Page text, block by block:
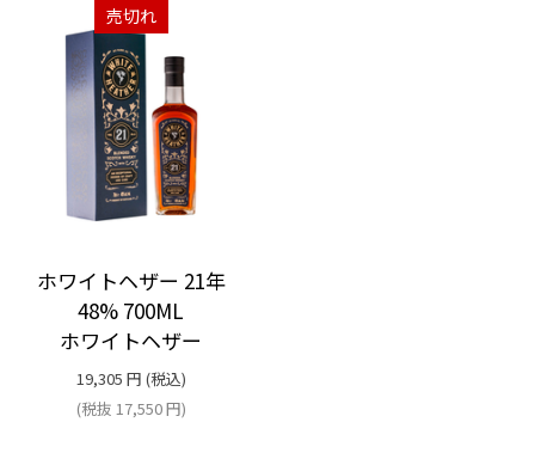
売切れ
ホワイトヘザー 21年
48% 700ML
ホワイトヘザー
19,305 円 (税込)
(税抜 17,550円)